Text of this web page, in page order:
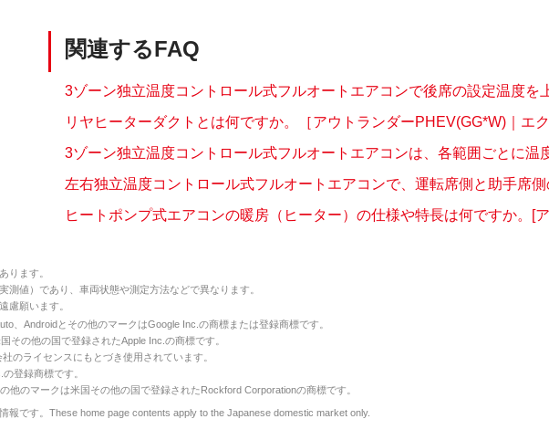
関連するFAQ
3ゾーン独立温度コントロール式フルオートエアコンで後席の設定温度を
リヤヒーターダクトとは何ですか。［アウトランダーPHEV(GG*W)｜エ
3ゾーン独立温度コントロール式フルオートエアコンは、各範囲ごとに温
左右独立温度コントロール式フルオートエアコンで、運転席側と助手席側
ヒートポンプ式エアコンの暖房（ヒーター）の仕様や特長は何ですか。[
ります。
測値）であり、車両状態や測定方法などで異なります。
慮願います。
、Androidとその他のマークはGoogle Inc.の商標または登録商標です。
その他の国で登録されたApple Inc.の商標です。
のライセンスにもとづき使用されています。
登録商標です。
他のマークは米国その他の国で登録されたRockford Corporationの商標です。
報です。These home page contents apply to the Japanese domestic market only.